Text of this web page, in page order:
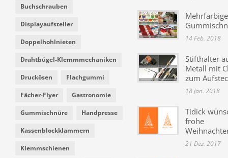
Buchschrauben
Displayaufsteller
Doppelhohlnieten
Drahtbügel-Klemmmechaniken
Druckösen Flachgummi
Fächer-Flyer Gastronomie
Gummischnüre Handpresse
Kassenblockklammern
Klemmschienen
Mehrfarbige
14 Feb. 2018
Stifthalter
Metall mit
zum
18 Jan. 2018
Tidick
frohe
21 Dez. 2017